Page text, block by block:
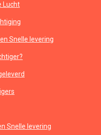
Lucht
Snelle levering
Snelle levering